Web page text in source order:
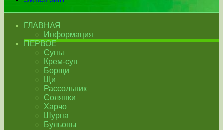
ГЛАВНАЯ
Информация
ПЕРВОЕ
Супы
Крем-суп
Борщи
Щи
Рассольник
Солянки
Харчо
Шурпа
Бульоны